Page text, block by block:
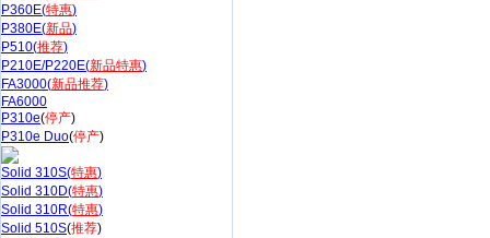
P360E(特惠)
P380E(新品)
P510(推荐)
P210E/P220E(新品特惠)
FA3000(新品推荐)
FA6000
P310e(停产)
P310e Duo(停产)
Solid 310S(特惠)
Solid 310D(特惠)
Solid 310R(特惠)
Solid 510S(推荐)